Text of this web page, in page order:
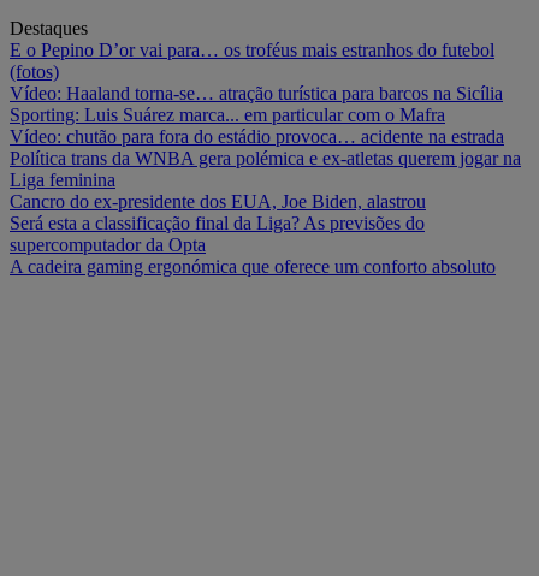
Destaques
E o Pepino D’or vai para… os troféus mais estranhos do futebol
(fotos)
Vídeo: Haaland torna-se… atração turística para barcos na Sicília
Sporting: Luis Suárez marca... em particular com o Mafra
Vídeo: chutão para fora do estádio provoca… acidente na estrada
Política trans da WNBA gera polémica e ex-atletas querem jogar na
Liga feminina
Cancro do ex-presidente dos EUA, Joe Biden, alastrou
Será esta a classificação final da Liga? As previsões do
supercomputador da Opta
A cadeira gaming ergonómica que oferece um conforto absoluto